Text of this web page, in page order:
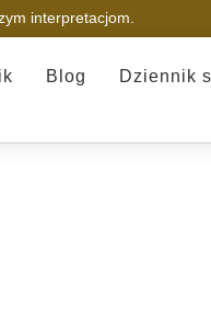
interpretacjom.
Blog Dziennik